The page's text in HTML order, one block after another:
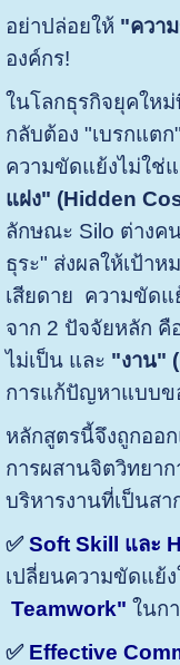
อย่าปล่อยให้ "ควา
องค์กร!
ในโลกธุรกิจยุคให
กลับต้อง "เบรกแต
ความขัดแย้งไม่ใช่
แฝง" (Hidden
ลักษณะ Silo ต่างค
ธุระ" ส่งผลให้เป้า
เสียดาย ความขัดแ
จาก 2 ปัจจัยหลัก คื
ไม่เป็น และ "งาน"
การแก้ปัญหาแบบข
หลักสูตรนี้จึงถูกออ
การผสานจิตวิทยาก
บริหารงานที่เป็นสา
✅Soft Skill และ
เปลี่ยนความขัดแย้ง
Teamwork" ในก
✅ Effective